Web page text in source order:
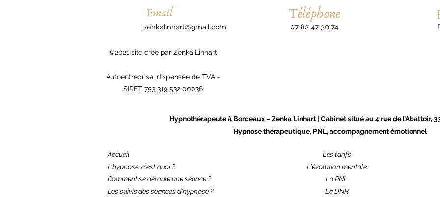
zenkalinhart@gmail.com
©2021 site créé par Zenka Linhart
Autoentreprise, dispensée de TVA -
SIRET 753 319 532 00036
07 82 47 30 74
Hypnothérapeute à Bordeaux – Zenka Linhart | Cabinet situé au 4 rue de l’Abattoir,
Hypnose thérapeutique, PNL, accompagnement émotionnel
Accueil
L'hypnose, c'est quoi ?
Comment se déroule une séance ?
Les suivis des séances d'hypnose ?
Les tarifs
L'évolution mentale
La PNL
La DNR